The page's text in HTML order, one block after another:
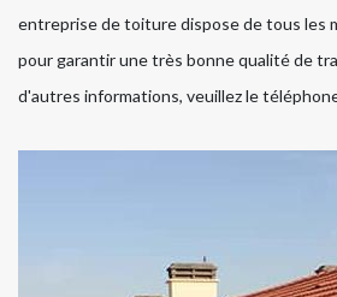
entreprise de toiture dispose de tous les
pour garantir une très bonne qualité de
d'autres informations, veuillez le